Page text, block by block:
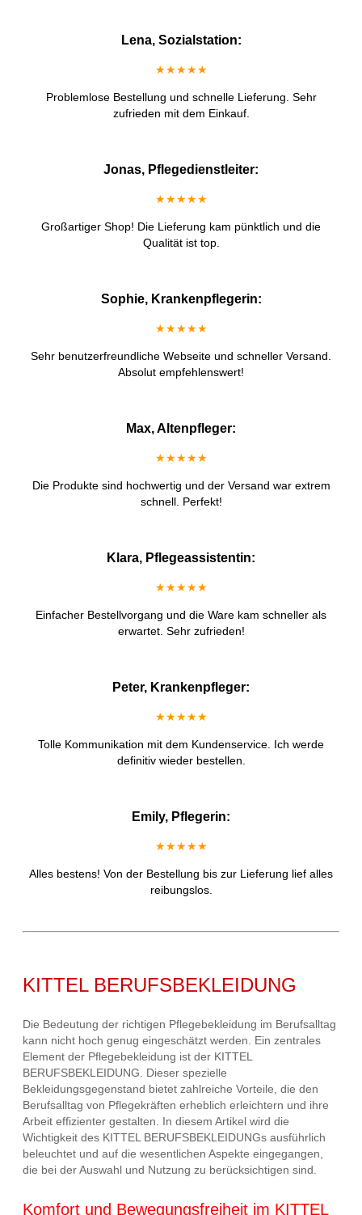
Lena, Sozialstation:
★★★★★
Problemlose Bestellung und schnelle Lieferung. Sehr
zufrieden mit dem Einkauf.
Jonas, Pflegedienstleiter:
★★★★★
Großartiger Shop! Die Lieferung kam pünktlich und die
Qualität ist top.
Sophie, Krankenpflegerin:
★★★★★
Sehr benutzerfreundliche Webseite und schneller Versand.
Absolut empfehlenswert!
Max, Altenpfleger:
★★★★★
Die Produkte sind hochwertig und der Versand war extrem
schnell. Perfekt!
Klara, Pflegeassistentin:
★★★★★
Einfacher Bestellvorgang und die Ware kam schneller als
erwartet. Sehr zufrieden!
Peter, Krankenpfleger:
★★★★★
Tolle Kommunikation mit dem Kundenservice. Ich werde
definitiv wieder bestellen.
Emily, Pflegerin:
★★★★★
Alles bestens! Von der Bestellung bis zur Lieferung lief alles
reibungslos.
KITTEL BERUFSBEKLEIDUNG
Die Bedeutung der richtigen Pflegebekleidung im Berufsalltag
kann nicht hoch genug eingeschätzt werden. Ein zentrales
Element der Pflegebekleidung ist der KITTEL
BERUFSBEKLEIDUNG. Dieser spezielle
Bekleidungsgegenstand bietet zahlreiche Vorteile, die den
Berufsalltag von Pflegekräften erheblich erleichtern und ihre
Arbeit effizienter gestalten. In diesem Artikel wird die
Wichtigkeit des KITTEL BERUFSBEKLEIDUNGs ausführlich
beleuchtet und auf die wesentlichen Aspekte eingegangen,
die bei der Auswahl und Nutzung zu berücksichtigen sind.
Komfort und Bewegungsfreiheit im KITTEL